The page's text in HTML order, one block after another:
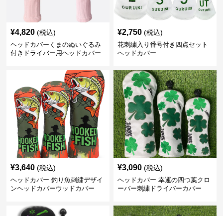
¥4,820 (税込)
ヘッドカバーくまのぬいぐるみ
付きドライバー用ヘッドカバー
¥2,750 (税込)
花刺繍入り番号付き四点セット
ヘッドカバー
¥3,640 (税込)
ヘッドカバー 釣り魚刺繍デザイ
ンヘッドカバーウッドカバー
¥3,090 (税込)
ヘッドカバー 幸運の四つ葉クロ
ーバー刺繍ドライバーカバー